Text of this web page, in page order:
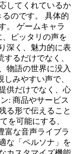
してくれているか
のです。 具体的
。 ゲームキャラ
ピッタリの声を
深く、魅力的に表
るだけでなく、
物語の世界に没入
みやすい声で、
供だけでなく、心
: 商品やサービス
る形で伝えること
を可能にする、
富な音声ライブラ
な「ペルソナ」を